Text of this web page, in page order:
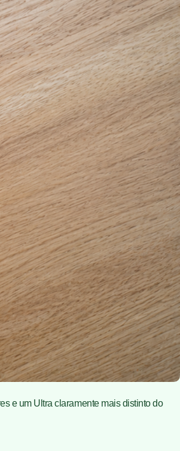
e um Ultra claramente mais distinto do